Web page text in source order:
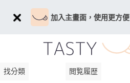
加入主畫面，使用更方便
找分類 閲覧履歴